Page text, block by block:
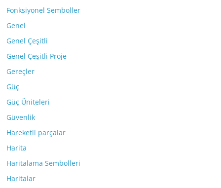
Fonksiyonel Semboller
Genel
Genel Çeşitli
Genel Çeşitli Proje
Gereçler
Güç
Güç Üniteleri
Güvenlik
Hareketli parçalar
Harita
Haritalama Sembolleri
Haritalar